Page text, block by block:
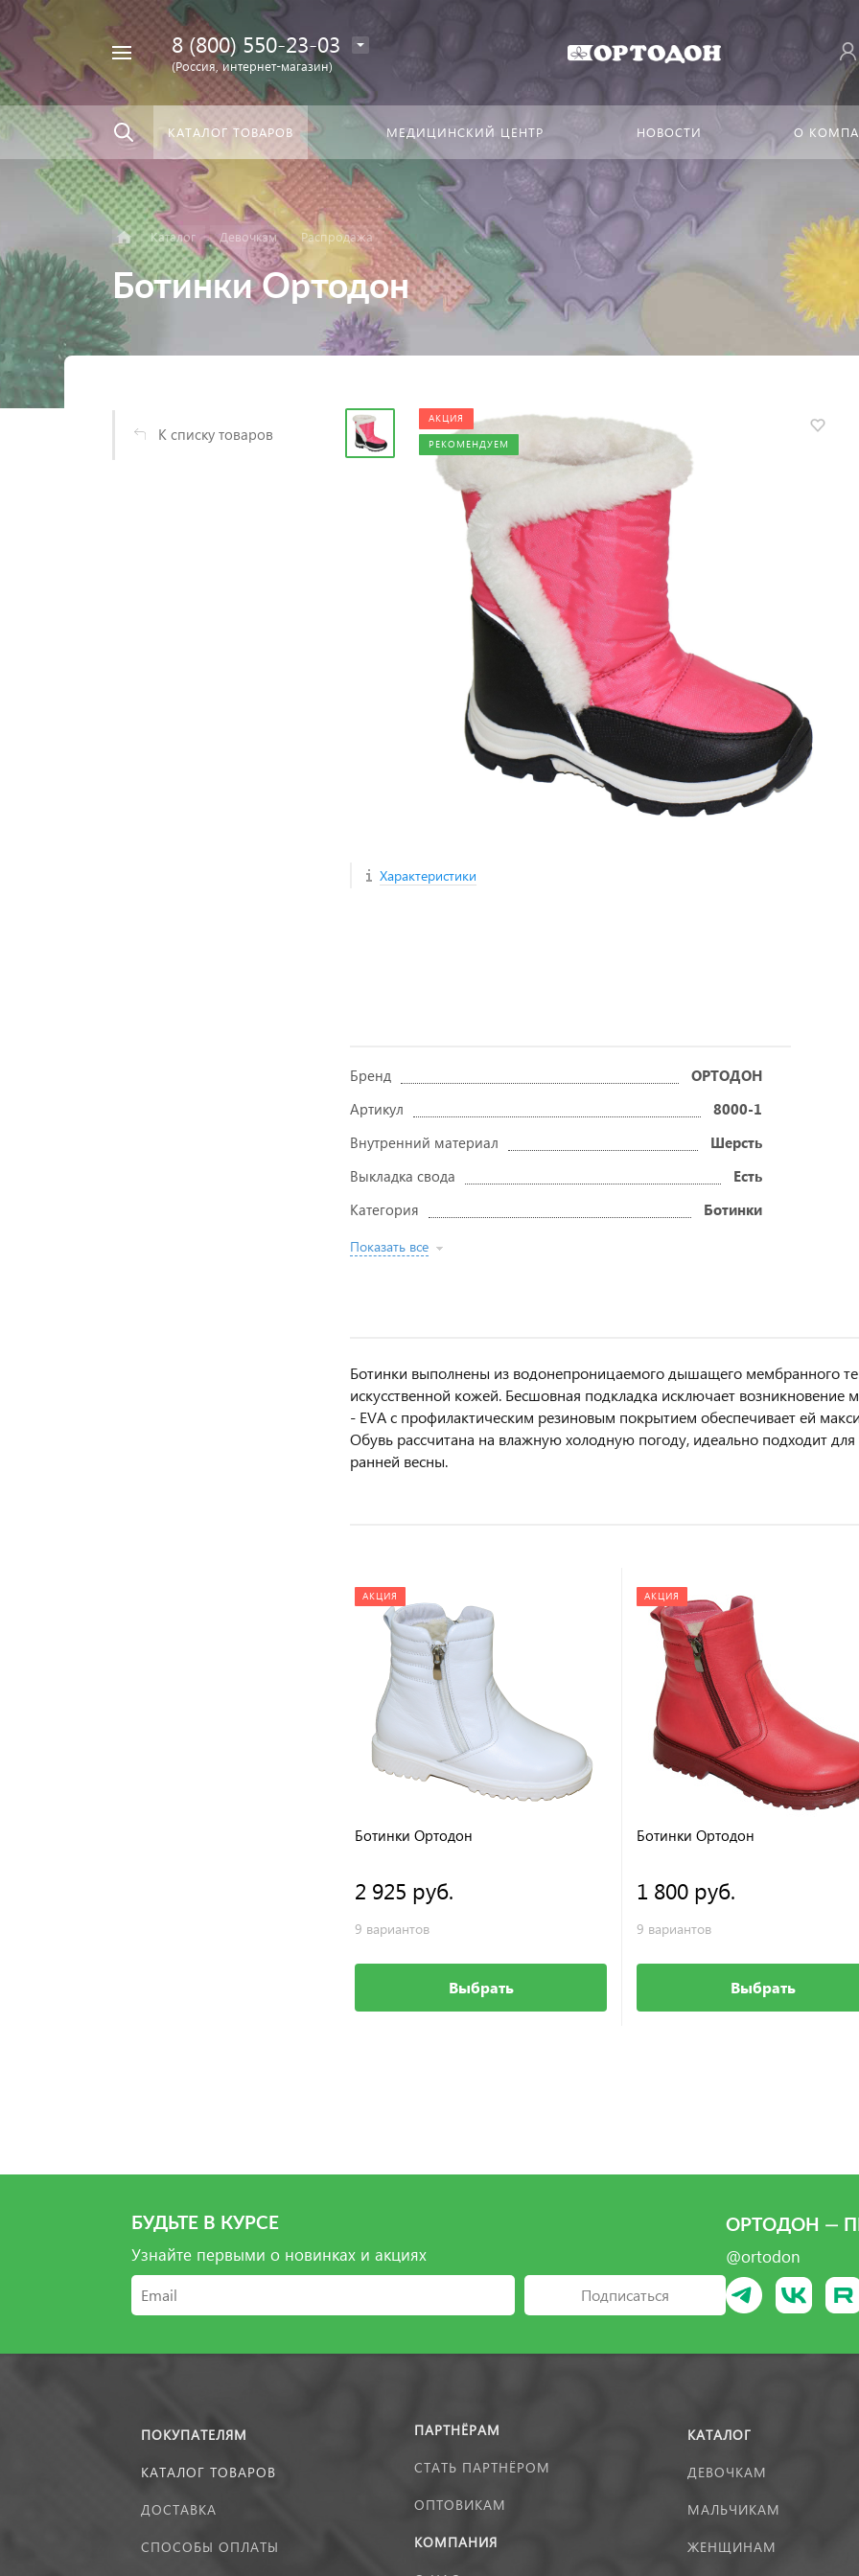
вездеНайти
8 (800) 550-23-03
(Россия, интернет-магазин)
КАТАЛОГ ТОВАРОВ МЕДИЦИНСКИЙ ЦЕНТР НОВОСТИ О
Каталог Девочкам Распродажа
Ботинки Ортодон
К списку товаров
АКЦИЯ
РЕКОМЕНДУЕМ
Характеристики
Бренд
ОРТОДОН
Артикул
8000-1
Внутренний материал
Шерсть
Выкладка свода
Есть
Категория
Ботинки
Показать все
Ботинки выполнены из водонепроницаемого дышащего мембранного
искусственной кожей. Бесшовная подкладка исключает
- EVA с профилактическим резиновым покрытием обеспечивает ей
Обувь рассчитана на влажную холодную погоду, идеально подходит
ранней весны.
АКЦИЯ
Ботинки Ортодон
2 925 руб.
9 вариантов
Выбрать
АКЦИЯ
Ботинки Ортодон
1 800 руб.
9 вариантов
Выбрать
БУДЬТЕ В КУРСЕ
Узнайте первыми о новинках и акциях
Подписаться
ОРТОДОН —
@ortodon
ПОКУПАТЕЛЯМ
КАТАЛОГ ТОВАРОВ
ДОСТАВКА
СПОСОБЫ ОПЛАТЫ
ПАРТНЁРАМ
СТАТЬ ПАРТНЁРОМ
ОПТОВИКАМ
КОМПАНИЯ
КАТАЛОГ
ДЕВОЧКАМ
МАЛЬЧИКАМ
ЖЕНЩИНАМ